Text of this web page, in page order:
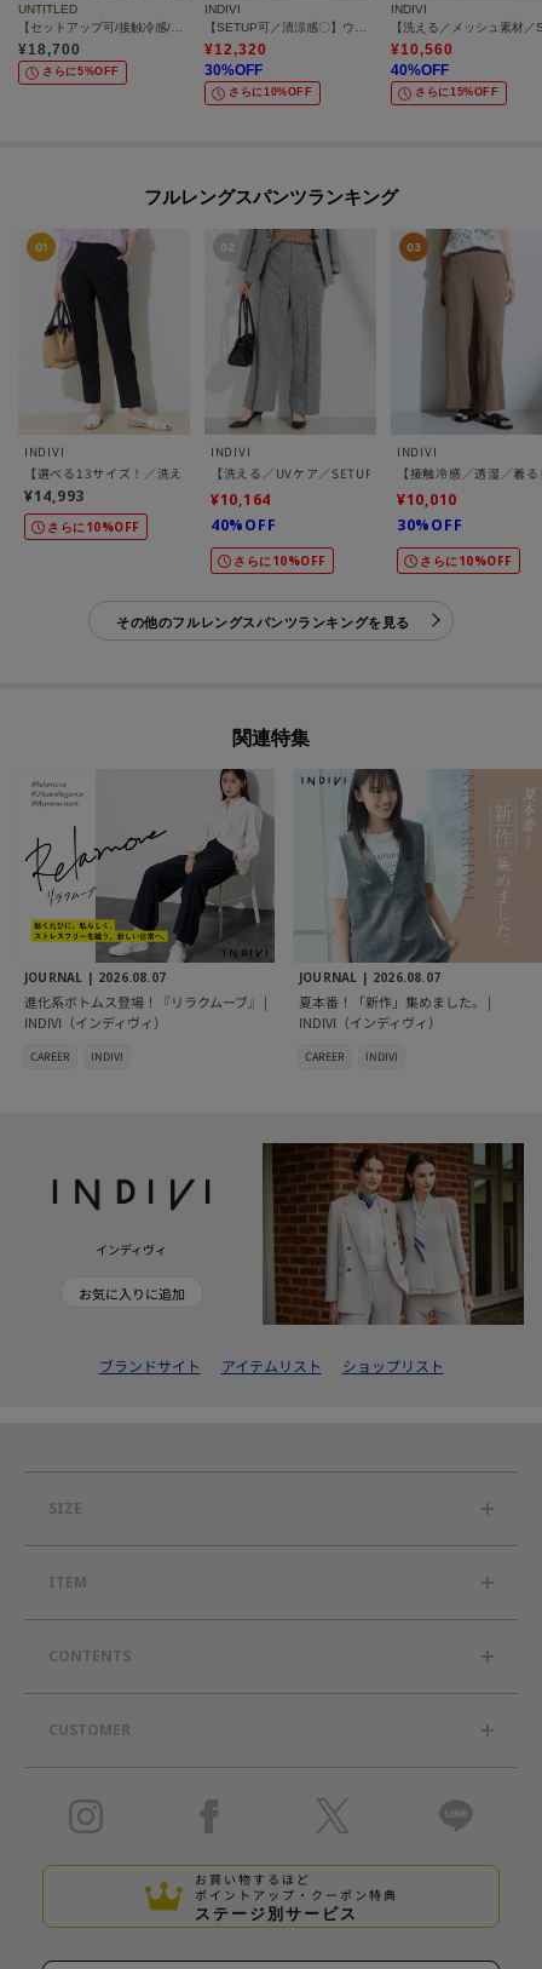
UNTITLED
【セットアップ可/接触冷感/通気性】エアリークールワイドパンツ
¥18,700
さらに5%OFF
INDIVI
【SETUP可／清涼感〇】ウエストゴム イージーワイドパンツ
¥12,320
30%OFF
さらに10%OFF
INDIVI
¥10,560
40%OFF
さらに15%OFF
フルレングスパンツランキング
INDIVI
【選べる13サイズ！／洗える】ウエストゴムタックテーパード褒められパンツ
¥14,993
さらに10%OFF
INDIVI
【洗える／UVケア／SETUP可能】サッカー素材ストレ
¥10,164
40%OFF
さらに10%OFF
INDIVI
【接触冷感／透湿／着
¥10,010
30%OFF
さらに10%OFF
その他のフルレングスパンツランキングを見る
関連特集
JOURNAL | 2026.08.07
進化系ボトムス登場！『リラクムーブ』 |
INDIVI（インディヴィ）
CAREER INDIVI
JOURNAL | 2026.08.07
夏本番！「新作」集めました。 |
INDIVI（インディヴィ）
CAREER INDIVI
インディヴィ
お気に入りに追加
ブランドサイト アイテムリスト ショップリスト
SIZE
ITEM
CONTENTS
CUSTOMER
お買い物するほど
ポイントアップ・クーポン特典
ステージ別サービス